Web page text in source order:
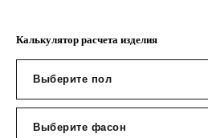
Калькулятор расчета изделия